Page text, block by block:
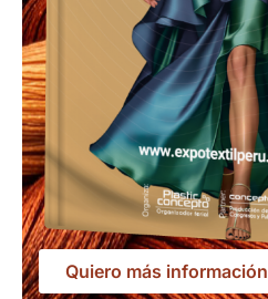
Quiero más información